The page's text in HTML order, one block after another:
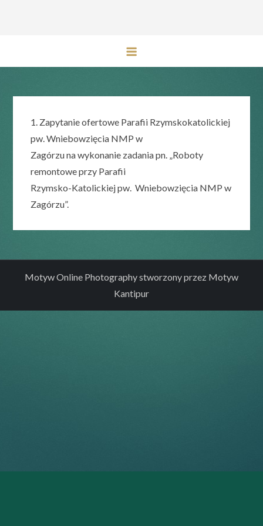
1. Zapytanie ofertowe Parafii Rzymskokatolickiej
pw. Wniebowzięcia NMP w
Zagórzu na wykonanie zadania pn. „Roboty
remontowe przy Parafii
Rzymsko-Katolickiej pw. Wniebowzięcia NMP w
Zagórzu”.
Motyw Online Photography stworzony przez Motyw
Kantipur